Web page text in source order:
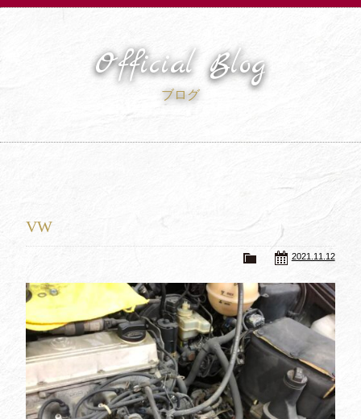
会社概要
Official Blog
ブログ
VW
2021.11.12